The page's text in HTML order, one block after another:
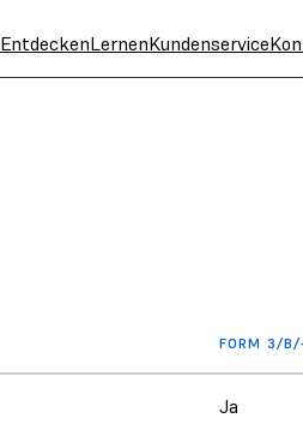
EntdeckenLernenKundenservice
FORM 3/B/
Ja